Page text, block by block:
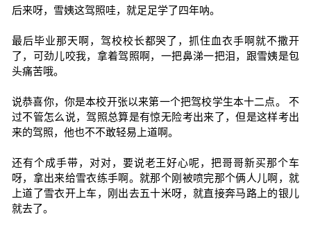
后来呀，雪姨这驾照哇，就足足学了四年呐。
最后毕业那天啊，驾校校长都哭了，抓住血衣手啊就不撒开
了，可劲儿咬我，拿着驾照啊，一把鼻涕一把泪，跟雪姨是包
头痛苦哦。
说恭喜你，你是本校开张以来第一个把驾校学生本十二点。 不
过不管怎么说，驾照总算是有惊无险考出来了，但是这样考出
来的驾照，他也不不敢轻易上道啊。
还有个成手带，对对，要说老王好心呢，把哥哥新买那个车
呀，拿出来给雪衣练手啊。就那个刚被喷完那个俩人儿啊，就
上道了雪衣开上车，刚出去五十米呀，就直接奔马路上的银儿
就去了。